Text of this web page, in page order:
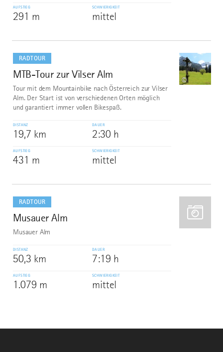
AUFSTIEG
291 m
SCHWIERIGKEIT
mittel
RADTOUR
9
MTB-Tour zur Vilser Alm
©
Tour mit dem Mountainbike nach Österreich zur Vilser
Alm. Der Start ist von verschiedenen Orten möglich
und garantiert immer vollen Bikespaß.
DISTANZ
19,7 km
DAUER
2:30 h
AUFSTIEG
431 m
SCHWIERIGKEIT
mittel
dazu
RADTOUR
10
Musauer Alm
Musauer Alm
DISTANZ
50,3 km
DAUER
7:19 h
AUFSTIEG
1.079 m
SCHWIERIGKEIT
mittel
dazu